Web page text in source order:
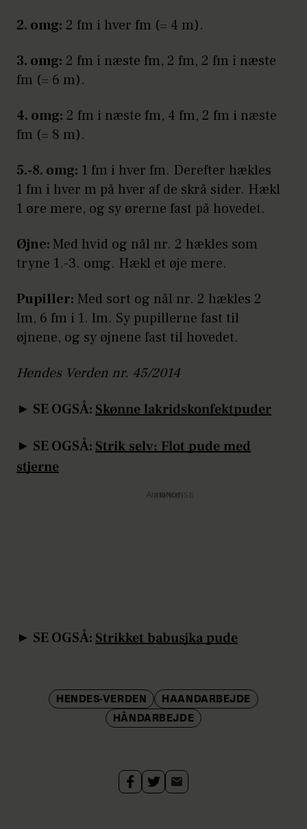
2. omg: 2 fm i hver fm (= 4 m).
3. omg: 2 fm i næste fm, 2 fm, 2 fm i næste
fm (= 6 m).
4. omg: 2 fm i næste fm, 4 fm, 2 fm i næste
fm (= 8 m).
5.-8. omg: 1 fm i hver fm. Derefter hækles
1 fm i hver m på hver af de skrå sider. Hækl
1 øre mere, og sy ørerne fast på hovedet.
Øjne: Med hvid og nål nr. 2 hækles som
tryne 1.-3. omg. Hækl et øje mere.
Pupiller: Med sort og nål nr. 2 hækles 2
lm, 6 fm i 1. lm. Sy pupillerne fast til
øjnene, og sy øjnene fast til hovedet.
Hendes Verden nr. 45/2014
► SE OGSÅ: Skønne lakridskonfektpuder
► SE OGSÅ: Strik selv: Flot pude med
stjerne
Annonce
► SE OGSÅ: Strikket babusjka pude
HENDES-VERDEN
HAANDARBEJDE
HÅNDARBEJDE